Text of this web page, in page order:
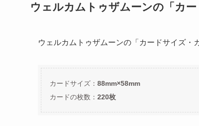
ウェルカムトゥザムーンの「カー
ウェルカムトゥザムーンの「カードサイズ・
カードサイズ： 88mm×58mm
カードの枚数： 220枚